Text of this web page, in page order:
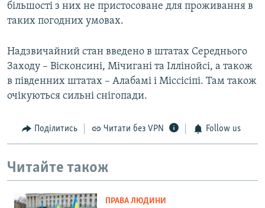
більшості з них не пристосоване для проживання в
таких погодних умовах.
Надзвичайний стан введено в штатах Середнього
Заходу – Вісконсині, Мічигані та Іллінойсі, а також
в південних штатах – Алабамі і Міссісіпі. Там також
очікуються сильні снігопади.
Поділитись Читати без VPN Follow us
Читайте також
ПРАВА ЛЮДИНИ